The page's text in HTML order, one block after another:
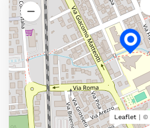
Leaflet | ©